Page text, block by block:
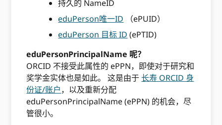
持久的 NameID
eduPerson唯一ID （ePUID）
eduPerson 目标 ID (ePTID)
eduPersonPrincipalName 呢？
ORCID 不接受此属性的 ePPN，即使对于研究和
奖学金实体也是如此。 这是由于长寿 ORCID 身
份证/账户，以及重新分配
eduPersonPrincipalName (ePPN) 的机会，尽
管很小。